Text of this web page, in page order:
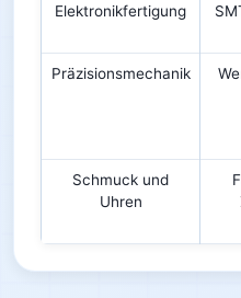
Elektronikfertigung
Präzisionsmechanik
Schmuck und
Uhren